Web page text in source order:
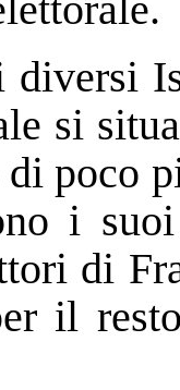
diversi
si
di poco
i
di
il